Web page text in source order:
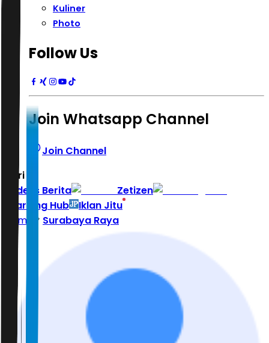
Kuliner
Photo
Follow Us
Join Whatsapp Channel
Join Channel
Hari ini
Indeks Berita
Zetizen
Learning Hub
Iklan Jitu
Home
Surabaya Raya